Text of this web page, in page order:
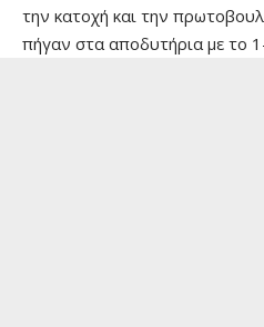
την κατοχή και την
πήγαν στα αποδυτήρια με το